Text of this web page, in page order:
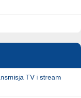
TV i stream